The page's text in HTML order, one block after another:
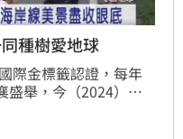
種樹愛地球
際金標籤認證，每年
盛舉，今（2024）年
錄跑步里程，每40公